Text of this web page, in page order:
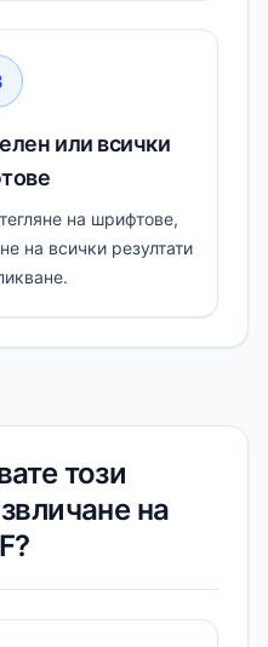
или всички
на шрифтове,
на всички резултати
този
на